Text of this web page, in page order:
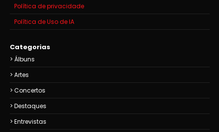
Política de privacidade
Política de Uso de IA
Categorias
Álbuns
Artes
Concertos
Destaques
Entrevistas